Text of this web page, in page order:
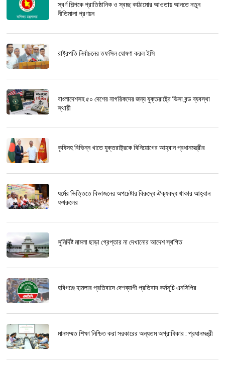
স্বর্ণ শিল্পকে প্রাতিষ্ঠানিক ও স্বচ্ছ কাঠামোর আওতায় আনতে নতুন
নীতিমালা প্রণয়ন
রাষ্ট্রপতি নির্বাচনের তফসিল ঘোষণা করল ইসি
বাংলাদেশসহ ৫০ দেশের নাগরিকদের জন্য যুক্তরাষ্ট্রে ভিসা বন্ড ব্যবস্থা
স্থায়ী
কৃষিসহ বিভিন্ন খাতে যুক্তরাষ্ট্রকে বিনিয়োগের আহ্বান প্রধানমন্ত্রীর
ধর্মের ভিত্তিতে বিভাজনের অপচেষ্টার বিরুদ্ধে ঐক্যবদ্ধ থাকার আহ্বান
ফখরুলের
সুনির্দিষ্ট মামলা ছাড়া গ্রেপ্তার না দেখানোর আদেশ স্থগিত
হবিগঞ্জে হামলার প্রতিবাদে দেশব্যাপী প্রতিবাদ কর্মসূচি এনসিপির
মানসম্মত শিক্ষা নিশ্চিত করা সরকারের অন্যতম অগ্রাধিকার : প্রধানমন্ত্রী